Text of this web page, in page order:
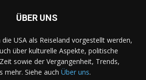
ÜBER UNS
USA als Reiseland vorgestellt werden,
über kulturelle Aspekte, politische
sowie der Vergangenheit, Trends,
mehr. Siehe auch Über uns.